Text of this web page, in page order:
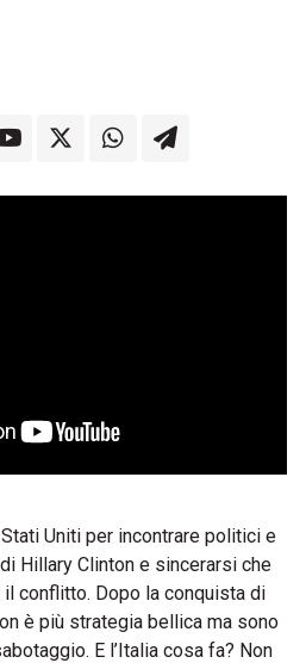
Uniti per incontrare politici e
Hillary Clinton e sincerarsi che
il conflitto. Dopo la conquista di
è più strategia bellica ma sono
E l’Italia cosa fa? Non